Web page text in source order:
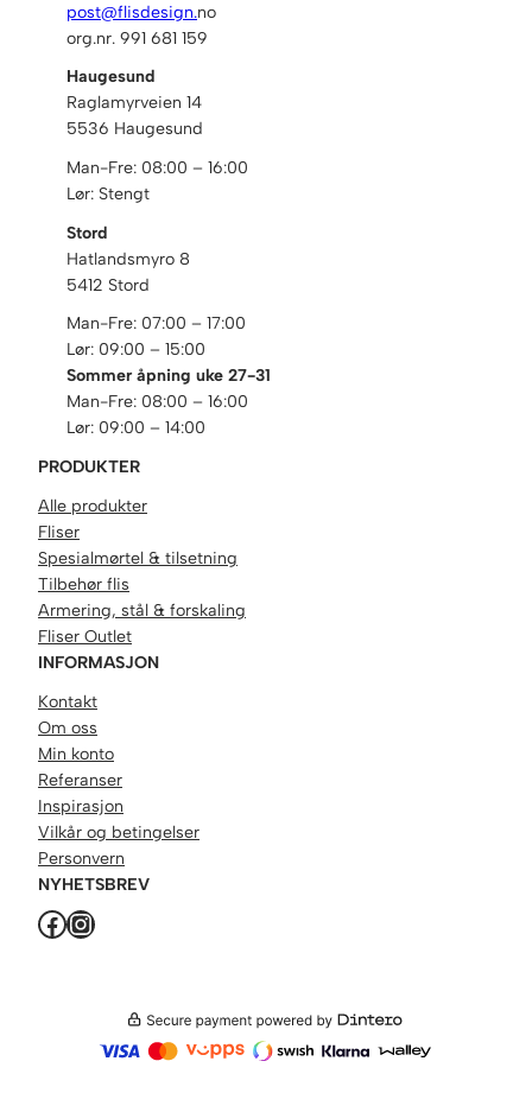
post@flisdesign.no
org.nr. 991 681 159
Haugesund
Raglamyrveien 14
5536 Haugesund
Man-Fre: 08:00 – 16:00
Lør: Stengt
Stord
Hatlandsmyro 8
5412 Stord
Man-Fre: 07:00 – 17:00
Lør: 09:00 – 15:00
Sommer åpning uke 27-31
Man-Fre: 08:00 – 16:00
Lør: 09:00 – 14:00
PRODUKTER
Alle produkter
Fliser
Spesialmørtel & tilsetning
Tilbehør flis
Armering, stål & forskaling
Fliser Outlet
INFORMASJON
Kontakt
Om oss
Min konto
Referanser
Inspirasjon
Vilkår og betingelser
Personvern
NYHETSBREV
Facebook Instagram